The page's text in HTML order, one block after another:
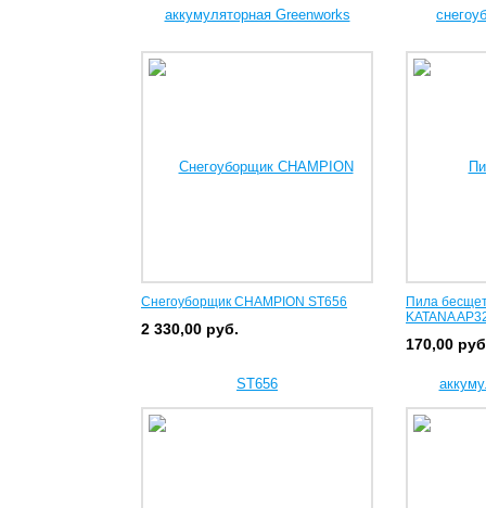
Снегоуборщик CHAMPION ST656
2 330,00 руб.
Пила
KATANA
170,00